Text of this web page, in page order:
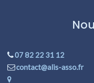
07 82 22 31 12
contact@alis-asso.fr